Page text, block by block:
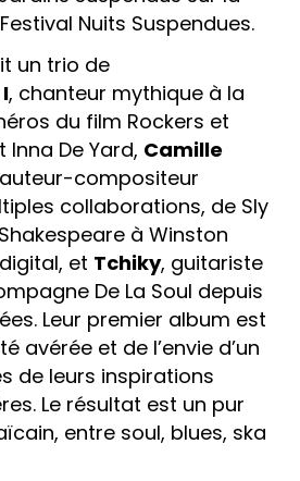
Nuits Suspendues.
un trio de
, chanteur mythique à la
du film Rockers et
De Yard, Camille
compositeur
collaborations, de Sly
à Winston
et Tchiky, guitariste
De La Soul depuis
Leur premier album est
avérée et de l’envie d’un
de leurs inspirations
Le résultat est un pur
entre soul, blues, ska